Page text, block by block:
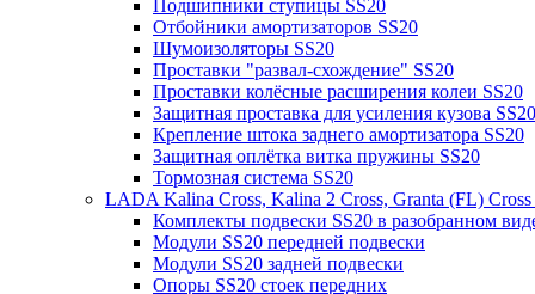
Подшипники ступицы SS20
Отбойники амортизаторов SS20
Шумоизоляторы SS20
Проставки "развал-схождение" SS20
Проставки колёсные расширения колеи SS20
Защитная проставка для усиления кузова SS20
Крепление штока заднего амортизатора SS20
Защитная оплётка витка пружины SS20
Тормозная система SS20
LADA Kalina Cross, Kalina 2 Cross, Granta (FL) Cross
Комплекты подвески SS20 в разобранном
Модули SS20 передней подвески
Модули SS20 задней подвески
Опоры SS20 стоек передних